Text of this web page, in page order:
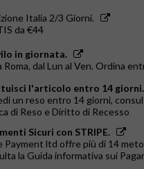
Italia 2/3 Giorni.
da €44
in giornata.
Roma, dal Lun al Ven. Ordina
l'articolo entro 14 giorni.
un reso entro 14 giorni,
di Reso e Diritto di Recesso
Sicuri con STRIPE.
Payment ltd offre più di 14
la Guida informativa sui